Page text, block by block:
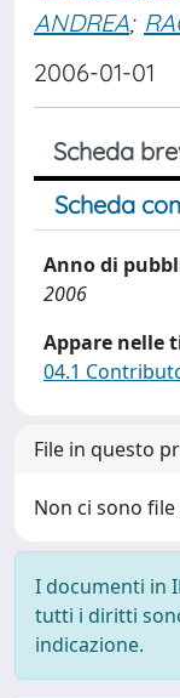
ANDREA;
2006-01-01
Scheda
Scheda
Anno di
2006
Appare nelle
04.1
File in questo
Non ci sono
I documenti in
tutti i diritti
indicazione.